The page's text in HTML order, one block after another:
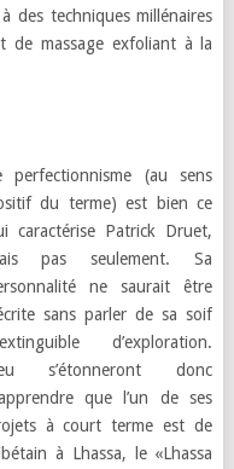
des techniques millénaires
de massage exfoliant à la
perfectionnisme (au sens
du terme) est bien ce
caractérise Patrick Druet,
pas seulement. Sa
ne saurait être
sans parler de sa soif
d’exploration.
s’étonneront donc
que l’un de ses
à court terme est de
à Lhassa, le «Lhassa